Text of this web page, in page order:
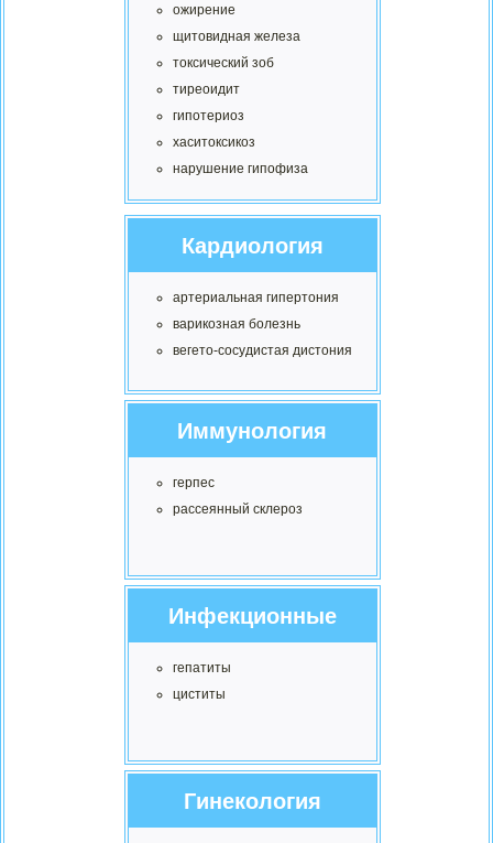
ожирение
щитовидная железа
токсический зоб
тиреоидит
гипотериоз
хаситоксикоз
нарушение гипофиза
Кардиология
артериальная гипертония
варикозная болезнь
вегето-сосудистая дистония
Иммунология
герпес
рассеянный склероз
Инфекционные
гепатиты
циститы
Гинекология